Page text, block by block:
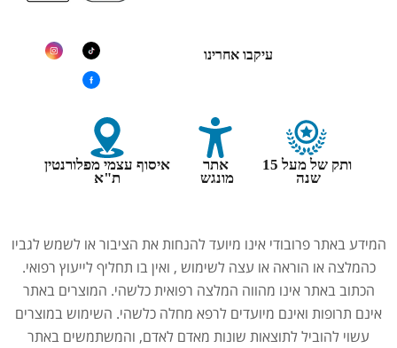
עיקבו אחרינו
ותק של מעל 15
שנה
אתר
מונגש
איסוף עצמי מפלורנטין
ת"א
המידע באתר פרובודי אינו מיועד להנחות את הציבור או לשמש לגביו
כהמלצה או הוראה או עצה לשימוש , ואין בו תחליף לייעוץ רפואי.
הכתוב באתר אינו מהווה המלצה רפואית כלשהי. המוצרים באתר
אינם תרופות ואינם מיועדים לרפא מחלה כלשהי. השימוש במוצרים
עשוי להוביל לתוצאות שונות מאדם לאדם, והמשתמשים באתר